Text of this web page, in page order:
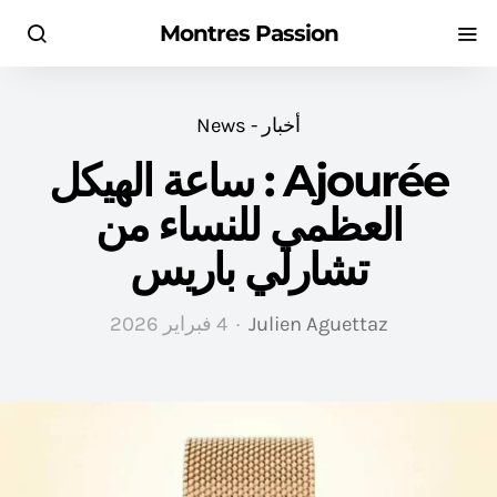
Montres Passion
أخبار - News
Ajourée : ساعة الهيكل
العظمي للنساء من
تشارلي باريس
Julien Aguettaz 4 فبراير 2026